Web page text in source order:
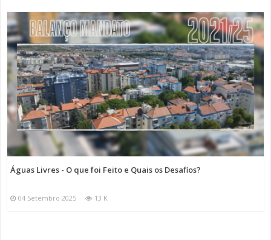
Águas Livres - O que foi Feito e Quais os Desafios?
04 Setembro 2025 13 K